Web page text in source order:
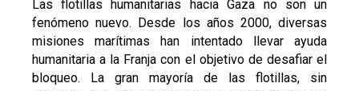
Las flotillas humanitarias hacia Gaza no son un
fenómeno nuevo. Desde los años 2000, diversas
misiones marítimas han intentado llevar ayuda
humanitaria a la Franja con el objetivo de desafiar el
bloqueo. La gran mayoría de las flotillas, sin